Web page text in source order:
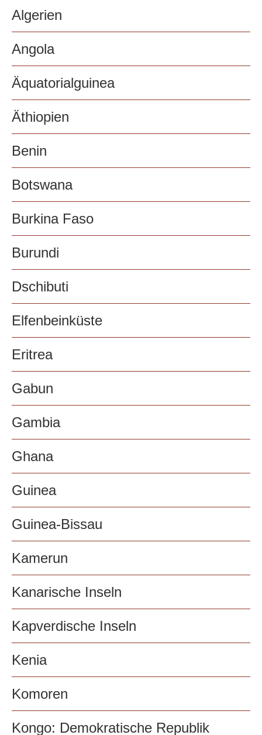
Algerien
Angola
Äquatorialguinea
Äthiopien
Benin
Botswana
Burkina Faso
Burundi
Dschibuti
Elfenbeinküste
Eritrea
Gabun
Gambia
Ghana
Guinea
Guinea-Bissau
Kamerun
Kanarische Inseln
Kapverdische Inseln
Kenia
Komoren
Kongo: Demokratische Republik